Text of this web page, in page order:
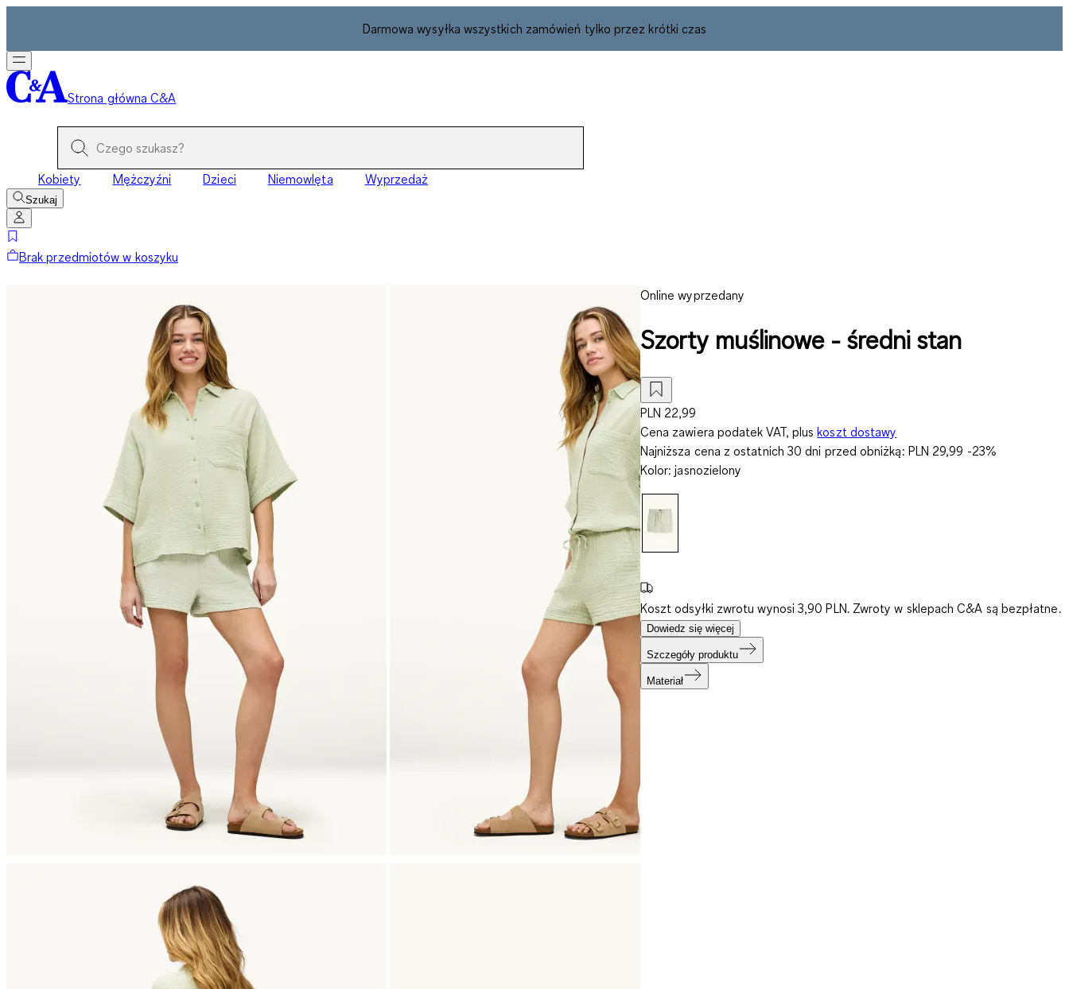
Darmowa wysyłka wszystkich zamówień tylko przez krótki czas
Strona główna C&A
Kobiety Mężczyźni Dzieci Niemowlęta Wyprzedaż
Szukaj
Brak przedmiotów w koszyku
Online wyprzedany
Szorty muślinowe - średni stan
PLN 22,99
Cena zawiera podatek VAT, plus koszt dostawy
Najniższa cena z ostatnich 30 dni przed obniżką: PLN 29,99 -23%
Kolor: jasnozielony
Koszt odsyłki zwrotu wynosi 3,90 PLN. Zwroty w sklepach C&A są bezpłatne.
Dowiedz się więcej
Szczegóły produktu
Materiał